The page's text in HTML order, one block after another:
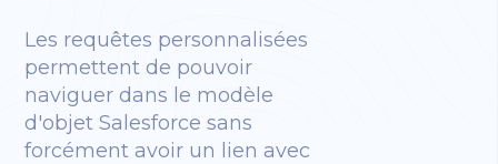
Les requêtes personnalisées
permettent de pouvoir
naviguer dans le modèle
d'objet Salesforce sans
forcément avoir un lien avec